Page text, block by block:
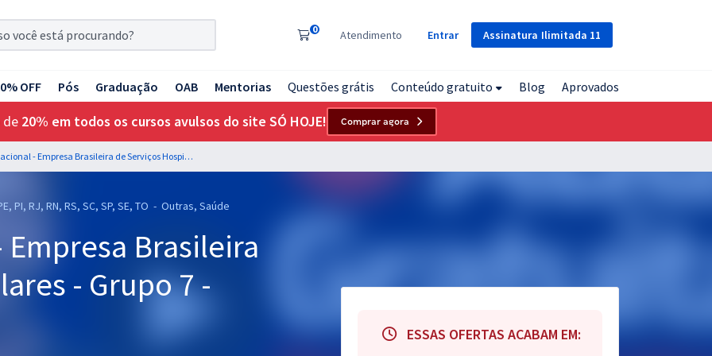
Assinatura Ilimitada 11
0 Atendimento Entrar
OFF Pós Graduação OAB Mentorias Questões grátis Conteúdo gratuito Blog Aprovados
de 20% em todos os cursos avulsos do site SÓ HOJE! Comprar agora
EBSERH - Nacional - Empresa Brasileira de Serviços Hospitalares - Grupo 7 - Fisioterapia
PI, RJ, RN, RS, SC, SP, SE, TO - Outras, Saúde
Empresa Brasileira
- Grupo 7 -
ESSAS OFERTAS ACABAM EM: